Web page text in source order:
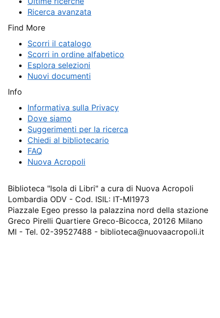
Ricerca avanzata
Find More
Scorri il catalogo
Scorri in ordine alfabetico
Esplora selezioni
Nuovi documenti
Info
Informativa sulla Privacy
Dove siamo
Suggerimenti per la ricerca
Chiedi al bibliotecario
FAQ
Nuova Acropoli
Biblioteca "Isola di Libri" a cura di Nuova Acropoli
Lombardia ODV - Cod. ISIL: IT-MI1973
Piazzale Egeo presso la palazzina nord della stazione
Greco Pirelli Quartiere Greco-Bicocca, 20126 Milano
MI - Tel. 02-39527488 - biblioteca@nuovaacropoli.it